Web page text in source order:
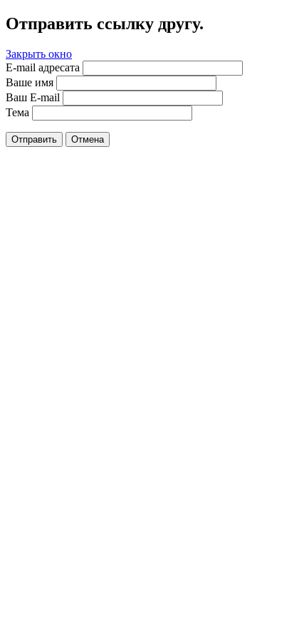
Отправить ссылку другу.
Закрыть окно
E-mail адресата
Ваше имя
Ваш E-mail
Тема
Отправить Отмена